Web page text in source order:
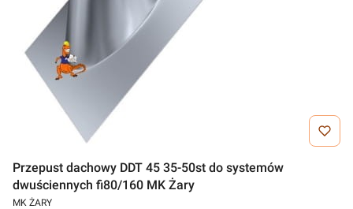
Przepust dachowy DDT 45 35-50st do systemów
dwuściennych fi80/160 MK Żary
MK ŻARY